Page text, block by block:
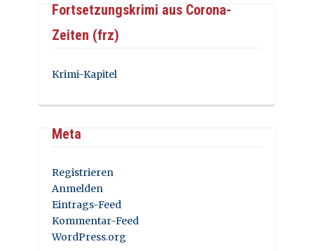
Fortsetzungskrimi aus Corona-
Zeiten (frz)
Krimi-Kapitel
Meta
Registrieren
Anmelden
Eintrags-Feed
Kommentar-Feed
WordPress.org